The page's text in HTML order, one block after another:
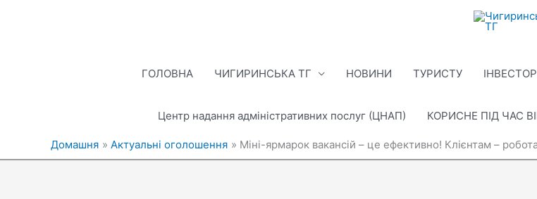
ГОЛОВНА ЧИГИРИНСЬКА ТГ НОВИНИ ТУРИСТУ
Центр надання адміністративних послуг (ЦНАП) КОРИСНЕ ПІД ЧАС
Домашня Актуальні оголошення Міні-ярмарок вакансій – це ефективно! Клієнтам –